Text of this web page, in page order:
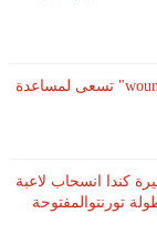
د.مريم بطرس:منظمة "wounds canada" تسعى لمساعدة
كندا انسحاب لاعبة
​تورنتو​المفتوحة